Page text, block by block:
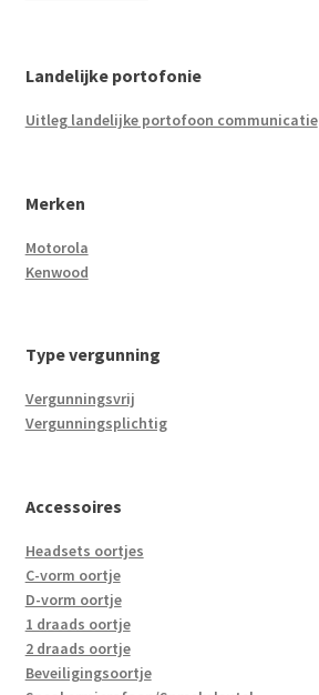
Landelijke portofonie
Uitleg landelijke portofoon communicatie
Merken
Motorola
Kenwood
Type vergunning
Vergunningsvrij
Vergunningsplichtig
Accessoires
Headsets oortjes
C-vorm oortje
D-vorm oortje
1 draads oortje
2 draads oortje
Beveiligingsoortje